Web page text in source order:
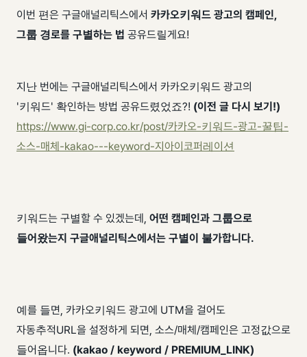
이번 편은 구글애널리틱스에서 카카오키워드 광고의 캠페인,
그룹 경로를 구별하는 법 공유드릴게요!
지난 번에는 구글애널리틱스에서 카카오키워드 광고의
'키워드' 확인하는 방법 공유드렸었죠?! (이전 글 다시 보기!)
https://www.gi-corp.co.kr/post/카카오-키워드-광고-꿀팁-
소스-매체-kakao---keyword-지아이코퍼레이션
키워드는 구별할 수 있겠는데, 어떤 캠페인과 그룹으로
들어왔는지 구글애널리틱스에서는 구별이 불가합니다.
예를 들면, 카카오키워드 광고에 UTM을 걸어도
자동추적URL을 설정하게 되면, 소스/매체/캠페인은 고정값으로
들어옵니다. (kakao / keyword / PREMIUM_LINK)